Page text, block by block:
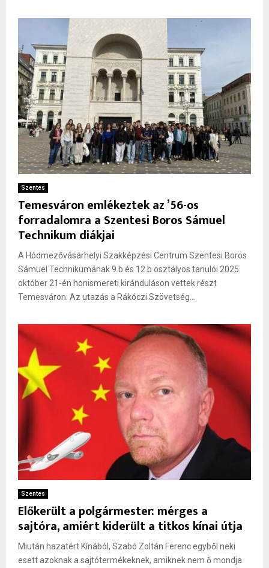
Szentes
Temesváron emlékeztek az ’56-os
forradalomra a Szentesi Boros Sámuel
Technikum diákjai
A Hódmezővásárhelyi Szakképzési Centrum Szentesi Boros
Sámuel Technikumának 9.b és 12.b osztályos tanulói 2025.
október 21-én honismereti kiránduláson vettek részt
Temesváron. Az utazás a Rákóczi Szövetség...
Szentes
Előkerült a polgármester: mérges a
sajtóra, amiért kiderült a titkos kínai útja
Miután hazatért Kínából, Szabó Zoltán Ferenc egyből neki
esett azoknak a sajtótermékeknek, amiknek nem ő mondja